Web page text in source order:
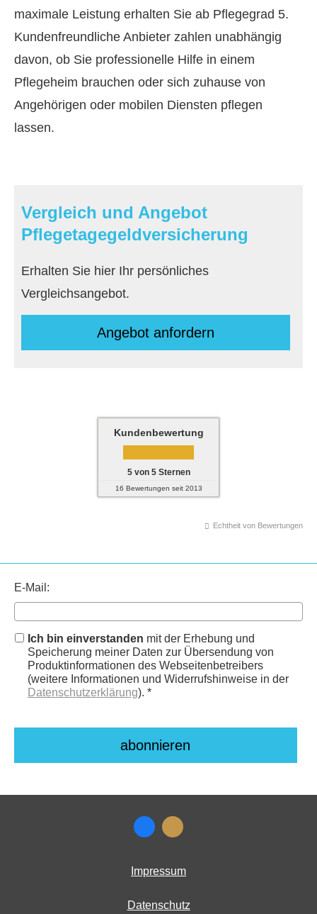
maximale Leistung erhalten Sie ab Pflegegrad 5.
Kundenfreundliche Anbieter zahlen unabhängig
davon, ob Sie professionelle Hilfe in einem
Pflegeheim brauchen oder sich zuhause von
Angehörigen oder mobilen Diensten pflegen
lassen.
Vergleich und Angebot
Pflegetagegeldversicherung
Erhalten Sie hier Ihr persönliches
Vergleichsangebot.
An­ge­bot an­for­dern
Kundenbewertung
5von 5Sternen
16 Bewertungen seit 2013
Echtheit von Bewertungen
E-Mail:
Ich bin einverstanden mit der Erhebung und
Speicherung meiner Daten zur Übersendung von
Produktinformationen des Webseitenbetreibers
(weitere Informationen und Widerrufshinweise in der
Datenschutzerklärung). *
Impressum
Datenschutz